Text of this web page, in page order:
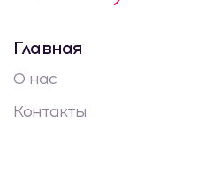
Главная
О нас
Контакты